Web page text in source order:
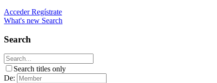
Acceder Regístrate
What's new Search
Search
Search titles only
De: